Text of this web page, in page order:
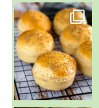
~ BUNS MAISON ~
Un peu de boulange par ici au